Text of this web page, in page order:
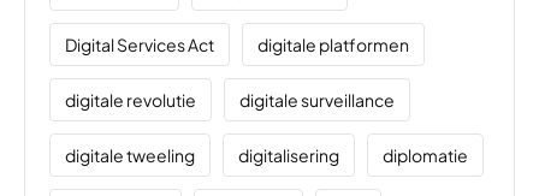
Digital Services Act digitale platformen
digitale revolutie digitale surveillance
digitale tweeling digitalisering diplomatie